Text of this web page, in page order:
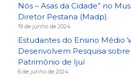
Nós – Asas da Cidade” no
Diretor Pestana (Madp).
19 de junho de 2024
Estudantes do Ensino Médio
Desenvolvem Pesquisa
Patrimônio de Ijuí
6 de junho de 2024